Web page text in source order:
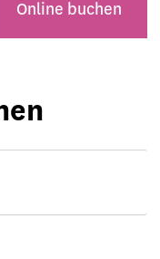
Online buchen